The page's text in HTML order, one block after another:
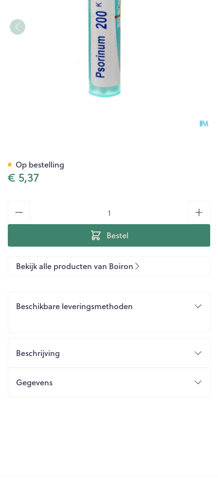
€ 5,37
Bestel
Op bestelling
Bekijk alle producten van Boiron
Beschikbare leveringsmethoden
Beschrijving
Gegevens